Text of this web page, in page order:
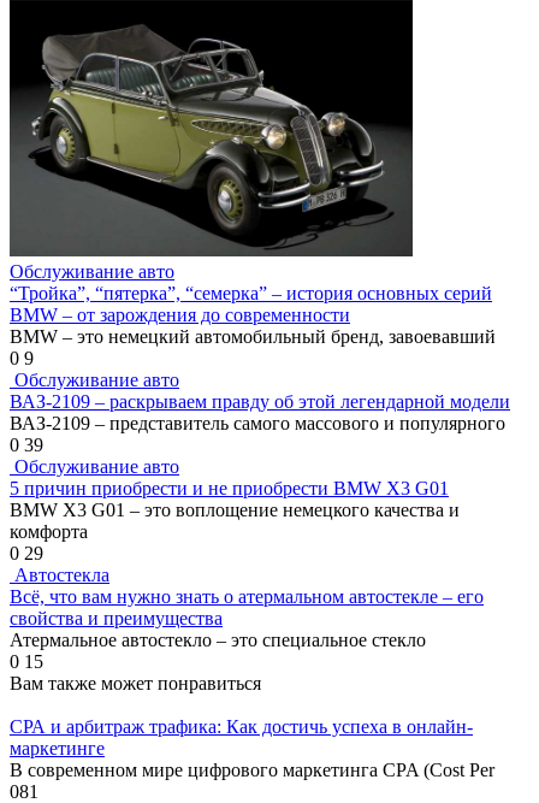
Обслуживание авто
“Тройка”, “пятерка”, “семерка” – история основных серий
BMW – от зарождения до современности
BMW – это немецкий автомобильный бренд, завоевавший
0 9
Обслуживание авто
ВАЗ-2109 – раскрываем правду об этой легендарной модели
ВАЗ-2109 – представитель самого массового и популярного
0 39
Обслуживание авто
5 причин приобрести и не приобрести BMW X3 G01
BMW X3 G01 – это воплощение немецкого качества и
комфорта
0 29
Автостекла
Всё, что вам нужно знать о атермальном автостекле – его
свойства и преимущества
Атермальное автостекло – это специальное стекло
0 15
Вам также может понравиться
СРА и арбитраж трафика: Как достичь успеха в онлайн-
маркетинге
В современном мире цифрового маркетинга CPA (Cost Per
081